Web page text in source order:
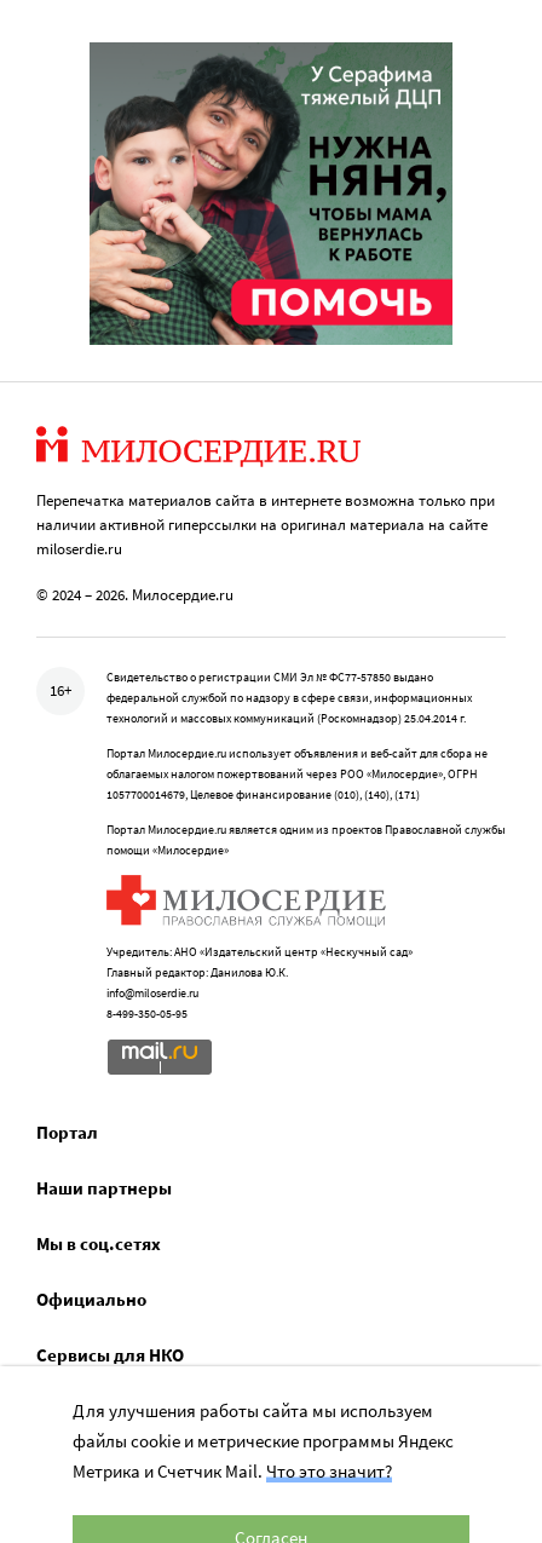
Перепечатка материалов сайта в интернете возможна только при
наличии активной гиперссылки на оригинал материала на сайте
miloserdie.ru
© 2024 – 2026. Милосердие.ru
16+
Свидетельство о регистрации СМИ Эл № ФС77-57850 выдано
федеральной службой по надзору в сфере связи, информационных
технологий и массовых коммуникаций (Роскомнадзор) 25.04.2014 г.
Портал Милосердие.ru использует объявления и веб-сайт для сбора не
облагаемых налогом пожертвований через РОО «Милосердие», ОГРН
1057700014679, Целевое финансирование (010), (140), (171)
Портал Милосердие.ru является одним из проектов Православной службы
помощи «Милосердие»
Учредитель: АНО «Издательский центр «Нескучный сад»
Главный редактор: Данилова Ю.К.
info@miloserdie.ru
8-499-350-05-95
Портал
Наши партнеры
Мы в соц.сетях
Официально
Сервисы для НКО
Спецпроекты
Социальное служение
Для улучшения работы сайта мы используем
файлы cookie и метрические программы Яндекс
Метрика и Счетчик Mail. Что это значит?
Согласен